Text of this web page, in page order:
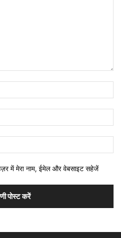
में मेरा नाम, ईमेल और वेबसाइट सहेजें